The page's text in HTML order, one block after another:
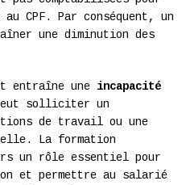
CPF. Par conséquent, un
une diminution des
entraîne une incapacité
solliciter un
de travail ou une
La formation
un rôle essentiel pour
et permettre au salarié